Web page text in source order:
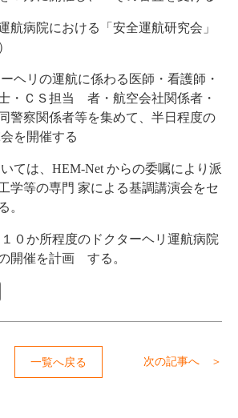
航病院における「安全運航研究会」
ヘリの運航に係わる医師・看護師・
・ＣＳ担当
者・航空会社関係者・
警察関係者等を集めて、半日程度の
を開催する
ては、 HEM-Net からの委嘱により派
学等の専門 家による基調講演会をセ
。
０か所程度のドクターヘリ運航病院
開催を計画
する。
一覧へ戻る 次の記事へ ＞